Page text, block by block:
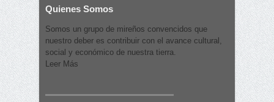
Quienes Somos
Somos un grupo de mireños convencidos que
nuestro deber es contribuir con el avance cultural,
social y económico de nuestra tierra.
Leer Más